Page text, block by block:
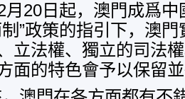
月20日起，澳門成爲
制”政策的指引下，澳
立法權、獨立的司法
面的特色會予以保留